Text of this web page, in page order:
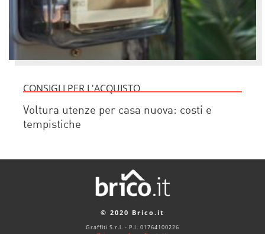
CONSIGLI PER L'ACQUISTO
Voltura utenze per casa nuova: costi e
tempistiche
© 2020 Brico.it
Graffiti S.r.l. - P.I. 01764100226